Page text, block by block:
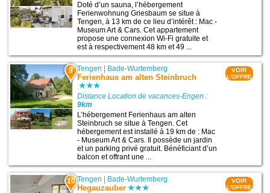
Doté d’un sauna, l’hébergement
Ferienwohnung Griesbaum se situe à
Tengen, à 13 km de ce lieu d’intérêt : Mac -
Museum Art & Cars. Cet appartement
propose une connexion Wi-Fi gratuite et
est à respectivement 48 km et 49 ...
9 Tengen Bade-Wurtemberg
Ferienhaus am alten Steinbruch
Distance Location de vacances-Engen :
9km
L’hébergement Ferienhaus am alten
Steinbruch se situe à Tengen. Cet
hébergement est installé à 19 km de : Mac
- Museum Art & Cars. Il possède un jardin
et un parking privé gratuit. Bénéficiant d’un
balcon et offrant une ...
VOIR
L'OFFRE
10 Tengen | Bade-Wurtemberg
Hegauzauber
VOIR
L'OFFRE